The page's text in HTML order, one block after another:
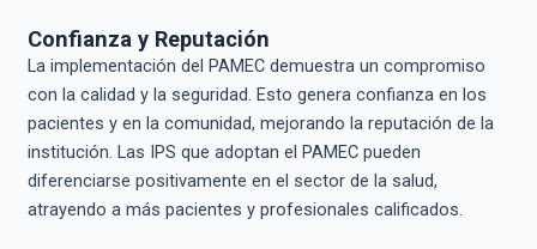
Confianza y Reputación
La implementación del PAMEC demuestra un compromiso
con la calidad y la seguridad. Esto genera confianza en los
pacientes y en la comunidad, mejorando la reputación de la
institución. Las IPS que adoptan el PAMEC pueden
diferenciarse positivamente en el sector de la salud,
atrayendo a más pacientes y profesionales calificados.